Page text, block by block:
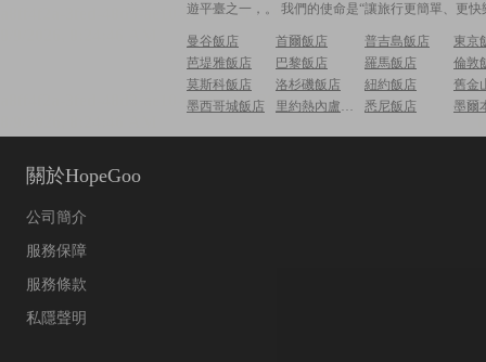
遊平臺之一，。 我們的使命是“讓旅行更簡單、更
曼谷飯店 首爾飯店 普吉島飯店
東京
芭堤雅飯店
巴黎飯店 羅馬飯店
倫敦
莫斯科飯店
洛杉磯飯店 紐約飯店
舊金
墨西哥城飯店
里約熱內盧飯店 悉尼飯店 墨爾
關於HopeGoo
公司簡介
服務保障
服務條款
私隱聲明